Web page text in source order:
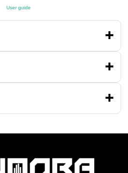
User guide